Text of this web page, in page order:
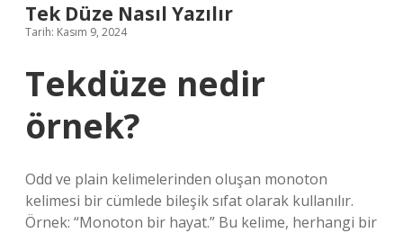
Tek Düze Nasıl Yazılır
Tarih: Kasım 9, 2024
Tekdüze nedir
örnek?
Odd ve plain kelimelerinden oluşan monoton
kelimesi bir cümlede bileşik sıfat olarak kullanılır.
Örnek: “Monoton bir hayat.” Bu kelime, herhangi bir